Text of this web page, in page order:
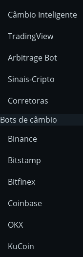
Câmbio Inteligente
TradingView
Arbitrage Bot
Sinais-Cripto
Corretoras
Bots de câmbio
Binance
Bitstamp
Bitfinex
Coinbase
OKX
KuCoin